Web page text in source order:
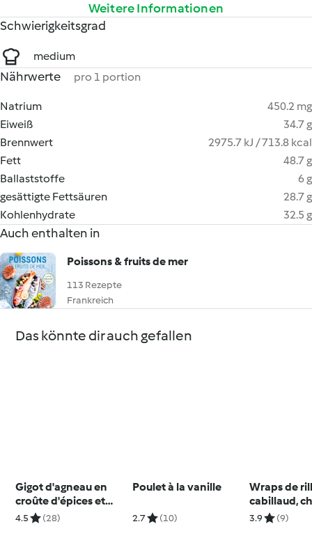
Weitere Informationen
Schwierigkeitsgrad
medium
Nährwerte pro 1 portion
Natrium
450.2 mg
Eiweiß
34.7 g
Brennwert
2975.7 kJ / 713.8 kcal
Fett
48.7 g
Ballaststoffe
6 g
gesättigte Fettsäuren
28.7 g
Kohlenhydrate
32.5 g
Auch enthalten in
Poissons & fruits de mer
113 Rezepte
Frankreich
Das könnte dir auch gefallen
Gigot d'agneau en
croûte d'épices et
légumes de
4.5 (28)
Poulet à la vanille
2.7 (10)
Wraps de
cabillaud,
roquette et
3.9 (9)